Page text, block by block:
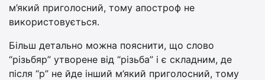
м’який приголосний, тому апостроф не
використовується.
Більш детально можна пояснити, що слово
“різьбяр” утворене від “різьба” і є складним, де
після “р” не йде інший м’який приголосний, тому